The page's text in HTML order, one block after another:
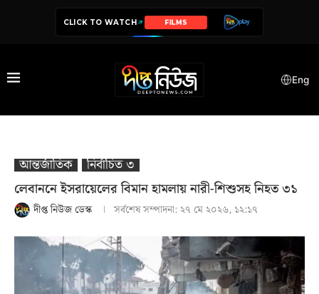
CLICK TO WATCH SERIES
Eng
আন্তর্জাতিক
নির্বাচিত ৩
লেবাননে ইসরায়েলের বিমান হামলায় নারী-শিশুসহ নিহত ৩১
দীপ্ত নিউজ ডেস্ক সর্বশেষ সম্পাদনা: ২৭ মে ২০২৬, ১২:১৭